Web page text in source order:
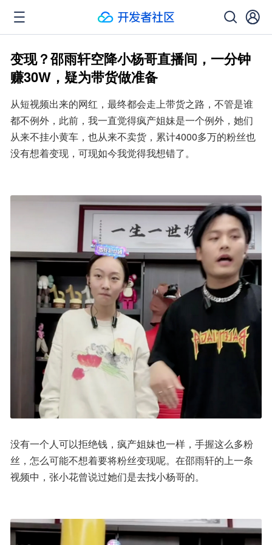
变现？邵雨轩空降小杨哥直播间，一分钟
赚30W，疑为带货做准备
从短视频出来的网红，最终都会走上带货之路，不管是谁
都不例外，此前，我一直觉得疯产姐妹是一个例外，她们
从来不挂小黄车，也从来不卖货，累计4000多万的粉丝也
没有想着变现，可现如今我觉得我想错了。
没有一个人可以拒绝钱，疯产姐妹也一样，手握这么多粉
丝，怎么可能不想着要将粉丝变现呢。在邵雨轩的上一条
视频中，张小花曾说过她们是去找小杨哥的。